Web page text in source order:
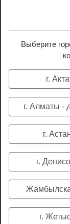
Выберите
г.
г. Алматы -
г.
г.
г.